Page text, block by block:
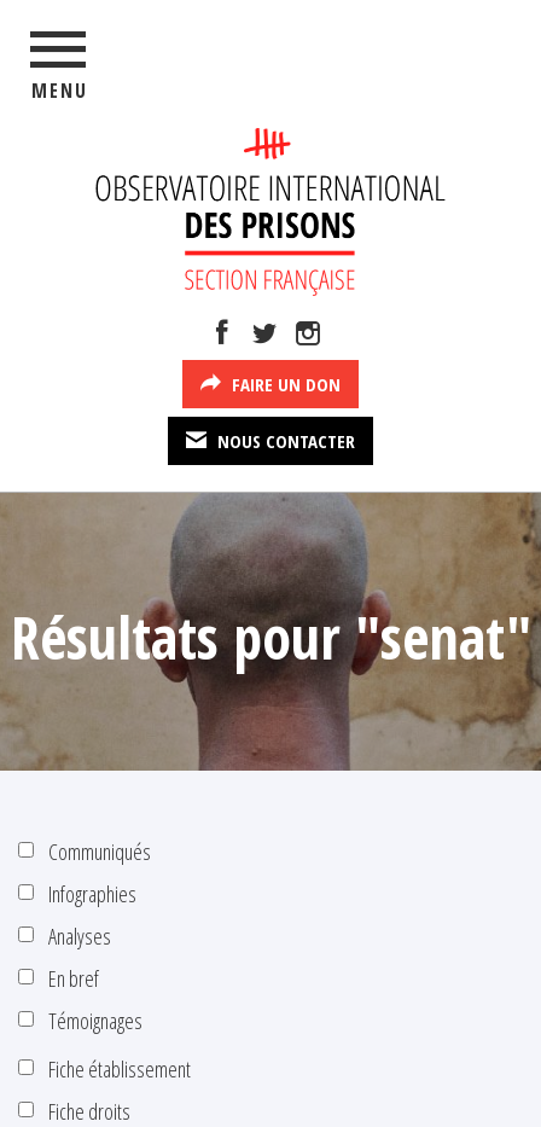
MENU
FAIRE UN DON
NOUS CONTACTER
Résultats pour "senat"
Communiqués
Infographies
Analyses
En bref
Témoignages
Fiche établissement
Fiche droits